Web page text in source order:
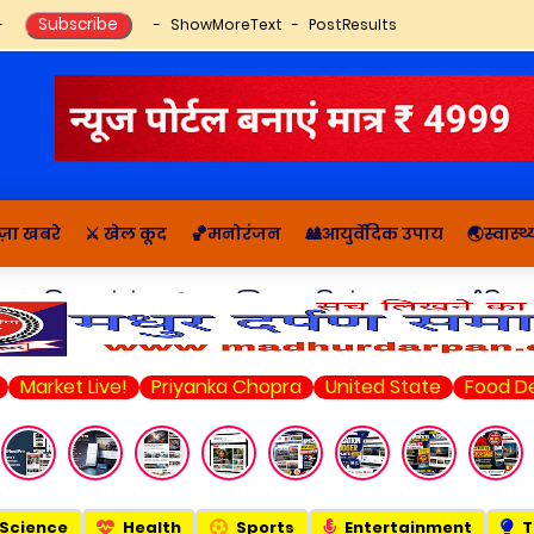
ShowMoreText PostResults
खबरे ⚔️ खेल कूद 🏀मनोरंजन 🎎आयुर्वेदिक उपाय
🔬राशिफल, पंचांग 📚आध्यात्मिक कहानियां व ज्ञान राजनीति
Market Live! Priyanka Chopra United State Food
Science Health Sports Entertainment